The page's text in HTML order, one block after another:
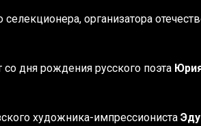
селекционера, организатора
со дня рождениярусского поэта
художника-импрессиониста